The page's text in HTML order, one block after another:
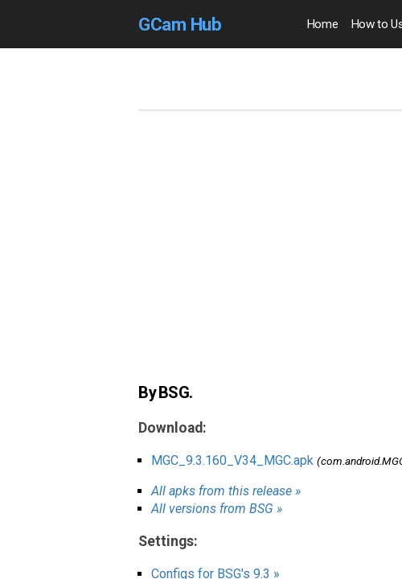
GCam Hub Home How to
By BSG.
Download:
MGC_9.3.160_V34_MGC.apk
All apks from this release »
All versions from BSG »
Settings:
Configs for BSG's 9.3 »